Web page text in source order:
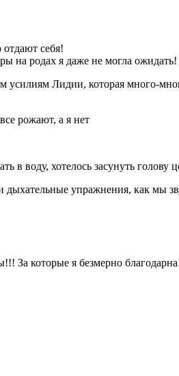
себя!
на родах я даже не могла ожидать!
Лидии, которая много-
рожают, а я нет
в воду, хотелось засунуть голову
дыхательные упражнения, как мы
За которые я безмерно